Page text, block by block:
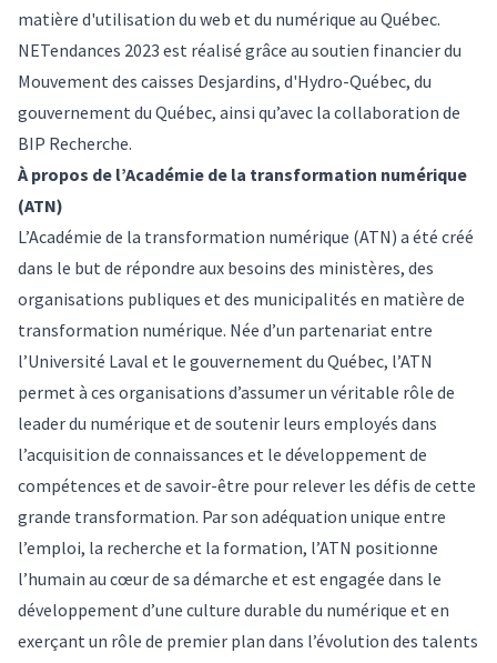
matière d'utilisation du web et du numérique au Québec.
NETendances 2023 est réalisé grâce au soutien financier du
Mouvement des caisses Desjardins, d'Hydro-Québec, du
gouvernement du Québec, ainsi qu’avec la collaboration de
BIP Recherche.
À propos de l’Académie de la transformation numérique
(ATN)
L’Académie de la transformation numérique (ATN) a été créé
dans le but de répondre aux besoins des ministères, des
organisations publiques et des municipalités en matière de
transformation numérique. Née d’un partenariat entre
l’Université Laval et le gouvernement du Québec, l’ATN
permet à ces organisations d’assumer un véritable rôle de
leader du numérique et de soutenir leurs employés dans
l’acquisition de connaissances et le développement de
compétences et de savoir-être pour relever les défis de cette
grande transformation. Par son adéquation unique entre
l’emploi, la recherche et la formation, l’ATN positionne
l’humain au cœur de sa démarche et est engagée dans le
développement d’une culture durable du numérique et en
exerçant un rôle de premier plan dans l’évolution des talents